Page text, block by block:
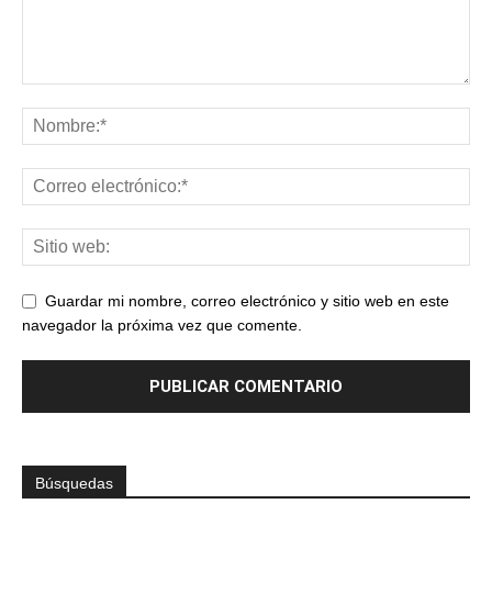
Guardar mi nombre, correo electrónico y sitio web en este
navegador la próxima vez que comente.
Búsquedas